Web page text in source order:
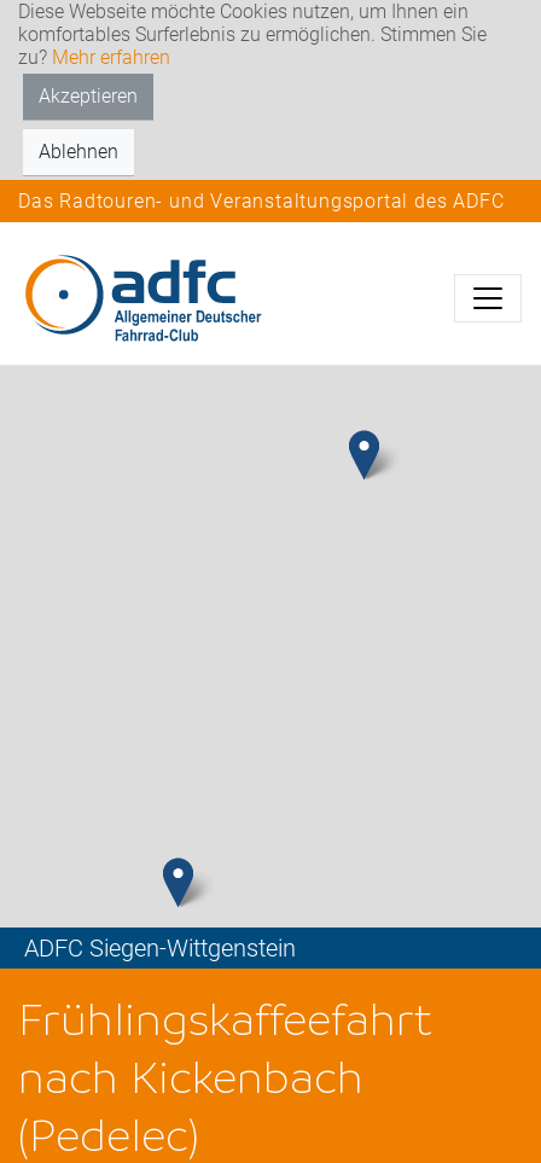
Diese Webseite möchte Cookies nutzen, um Ihnen ein
komfortables Surferlebnis zu ermöglichen. Stimmen Sie
zu? Mehr erfahren
Akzeptieren
Ablehnen
Das Radtouren- und Veranstaltungsportal des ADFC
ADFC Siegen-Wittgenstein
Frühlingskaffeefahrt
nach Kickenbach
(Pedelec)